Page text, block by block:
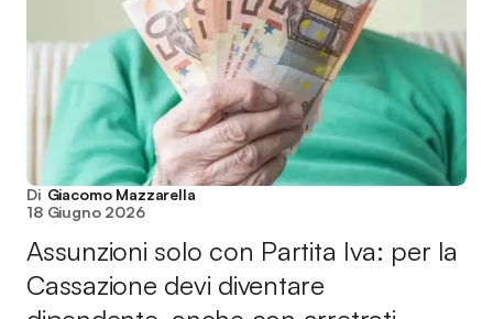
Di Giacomo Mazzarella
18 Giugno 2026
Assunzioni solo con Partita Iva: per la
Cassazione devi diventare